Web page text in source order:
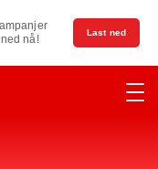
nå!
Last ned